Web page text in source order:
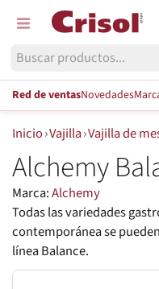
Red de ventasNovedades
Inicio›Vajilla›Vajilla de
Alchemy
Marca:Alchemy
Todas las variedades
contemporánea se
línea Balance.